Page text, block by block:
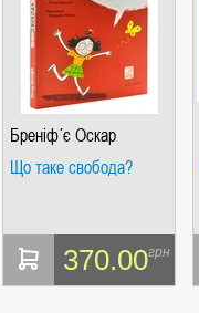
Бреніф´є Оскар
Що таке свобода?
370.00грн